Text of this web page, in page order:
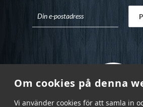
Om cookies på denna
Vi använder cookies för att samla in